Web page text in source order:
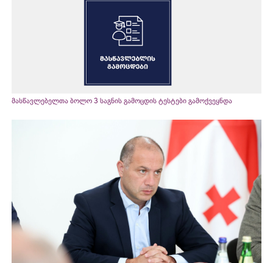
მასწავლებელთა ბოლო 3 საგნის გამოცდის ტესტები გამოქვეყნდა